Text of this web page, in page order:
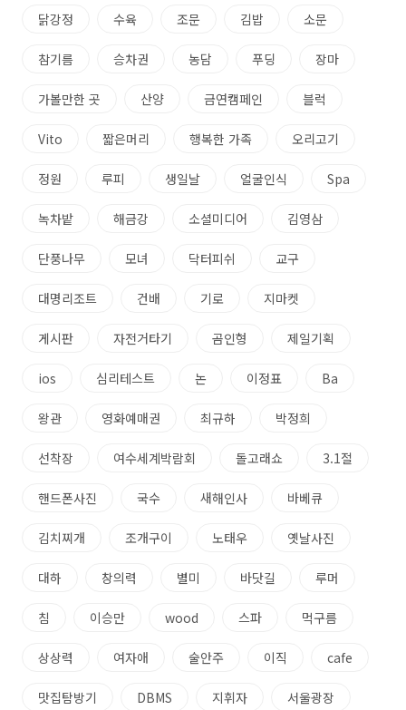
닭강정 수육 조문 김밥 소문
참기름 승차권 농담 푸딩 장마
가볼만한 곳 산양 금연캠페인 블럭
Vito 짧은머리 행복한 가족 오리고기
정원 루피 생일날 얼굴인식 Spa
녹차밭 해금강 소셜미디어 김영삼
단풍나무 모녀 닥터피쉬 교구
대명리조트 건배 기로 지마켓
게시판 자전거타기 곰인형 제일기획
ios 심리테스트 논 이정표 Ba
왕관 영화예매권 최규하 박정희
선착장 여수세계박람회 돌고래쇼 3.1절
핸드폰사진 국수 새해인사 바베큐
김치찌개 조개구이 노태우 옛날사진
대하 창의력 별미 바닷길 루머
침 이승만 wood 스파 먹구름
상상력 여자애 술안주 이직 cafe
맛집탐방기 DBMS 지휘자 서울광장